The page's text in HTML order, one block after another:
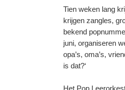
Tien weken lang
krijgen zangles,
bekend
juni, organiseren
opa’s, oma’s,
is dat?‘